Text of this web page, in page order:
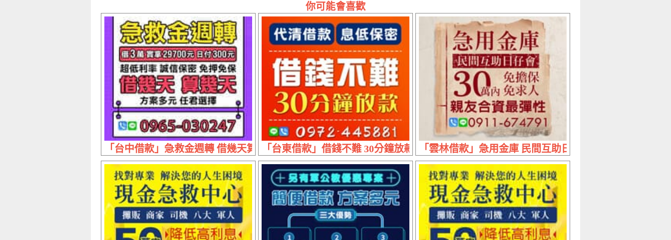
你可能會喜歡
「台中借款」急救金週轉 借幾天算幾天 | 借3萬 實拿29700元日付300元
「台東借款」借錢不難 30分鐘放款 | 代清借款 息低保密「雲林借款」急用金庫 民間互助日仔會 | 30萬內 免擔保